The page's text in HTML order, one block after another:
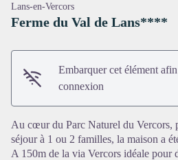
Voir
Lans-en-Vercors
Ferme du Val de Lans****
Embarquer cet élément
connexion
Au cœur du Parc Naturel du Vercors,
séjour à 1 ou 2 familles, la maison a
A 150m de la via Vercors idéale pour